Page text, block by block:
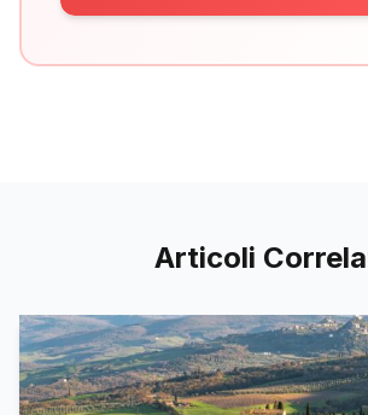
Articoli